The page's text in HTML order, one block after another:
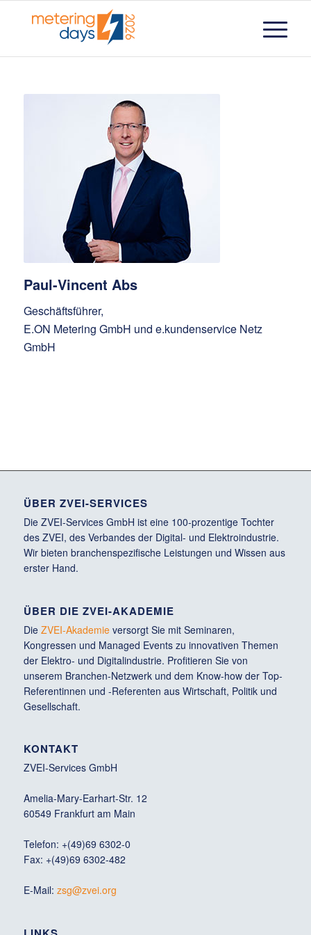
Paul-Vincent Abs
Geschäftsführer,
E.ON Metering GmbH und e.kundenservice Netz
GmbH
ÜBER ZVEI-SERVICES
Die ZVEI-Services GmbH ist eine 100-prozentige Tochter
des ZVEI, des Verbandes der Digital- und Elektroindustrie.
Wir bieten branchenspezifische Leistungen und Wissen aus
erster Hand.
ÜBER DIE ZVEI-AKADEMIE
Die ZVEI-Akademieversorgt Sie mit Seminaren,
Kongressen und Managed Events zu innovativen Themen
der Elektro- und Digitalindustrie. Profitieren Sie von
unserem Branchen-Netzwerk und dem Know-how der Top-
Referentinnen und -Referenten aus Wirtschaft, Politik und
Gesellschaft.
KONTAKT
ZVEI-Services GmbH
Amelia-Mary-Earhart-Str. 12
60549 Frankfurt am Main
Telefon: +(49)69 6302-0
Fax: +(49)69 6302-482
E-Mail: zsg@zvei.org